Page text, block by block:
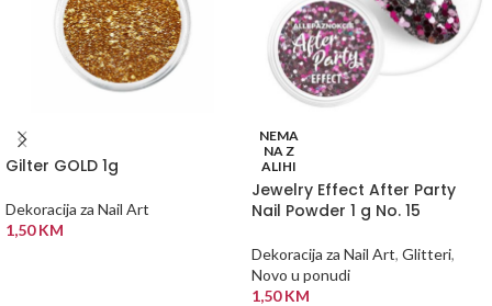
Gilter GOLD 1g
Dekoracija za Nail Art
1,50KM
NEMA
NA Z
ALIHI
Jewelry Effect After Party
Nail Powder 1 g No. 15
Dekoracija za Nail Art, Glitteri,
Novo u ponudi
1,50KM